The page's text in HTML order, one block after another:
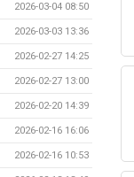
2026-03-04 08:50
2026-03-03 13:36
2026-02-27 14:25
2026-02-27 13:00
2026-02-20 14:39
2026-02-16 16:06
2026-02-16 10:53